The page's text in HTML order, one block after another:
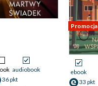
audiobook
36 pkt
Promocja
ebook
33 pkt